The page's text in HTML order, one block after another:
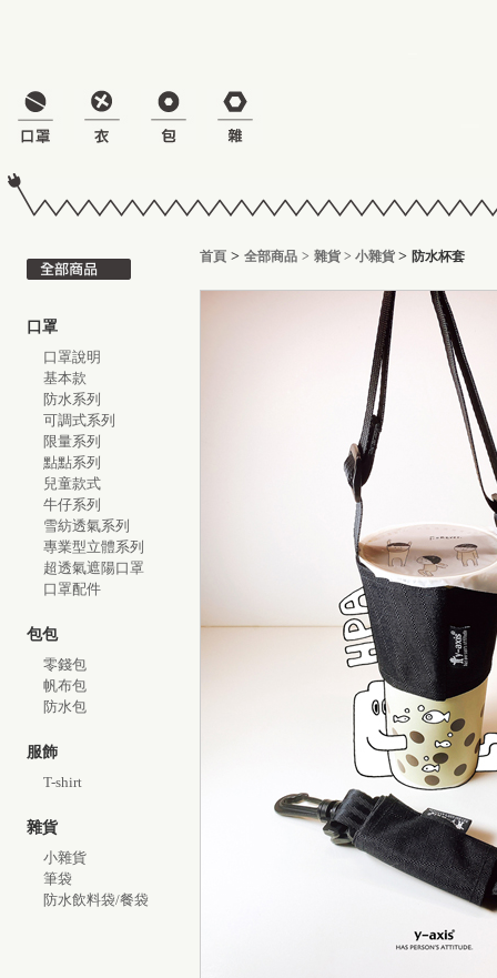
口罩
口罩說明
基本款
防水系列
可調式系列
限量系列
點點系列
兒童款式
牛仔系列
雪紡透氣系列
專業型立體系列
超透氣遮陽口罩
口罩配件
包包
零錢包
帆布包
防水包
服飾
T-shirt
雜貨
小雜貨
筆袋
防水飲料袋/餐袋
首頁 > 全部商品 > 雜貨 > 小雜貨 > 防水杯套